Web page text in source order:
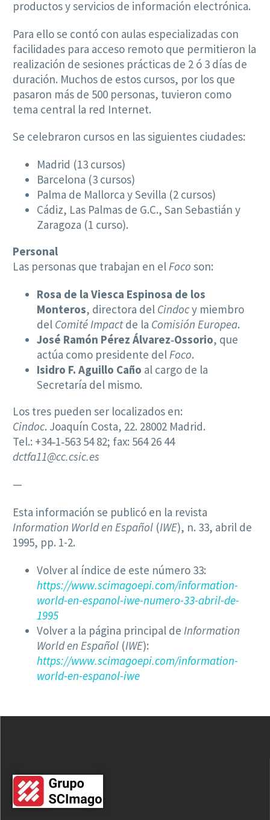
productos y servicios de información electrónica.
Para ello se contó con aulas especializadas con
facilidades para acceso remoto que permitieron la
realización de sesiones prácticas de 2 ó 3 días de
duración. Muchos de estos cursos, por los que
pasaron más de 500 personas, tuvieron como
tema central la red Internet.
Se celebraron cursos en las siguientes ciudades:
Madrid (13 cursos)
Barcelona (3 cursos)
Palma de Mallorca y Sevilla (2 cursos)
Cádiz, Las Palmas de G.C., San Sebastián y
Zaragoza (1 curso).
Personal
Las personas que trabajan en elFoco son:
Rosa de la Viesca Espinosa de los
Monteros, directora del Cindocy miembro
del Comité Impactde la Comisión Europea.
José Ramón Pérez Álvarez‑Ossorio, que
actúa como presidente delFoco.
Isidro F. Aguillo Caño al cargo de la
Secretaría del mismo.
Los tres pueden ser localizados en:
Cindoc. Joaquín Costa, 22. 28002 Madrid.
Tel.: +34‑1‑563 54 82; fax: 564 26 44
dctfa11@cc.csic.es
—
Esta información se publicó en la revista
Information World en Español (IWE), n. 33, abril de
1995, pp. 1-2.
Volver al índice de este número 33:
https://www.scimagoepi.com/information-
world-en-espanol-iwe-numero-33-abril-de-
1995
Volver a la página principal de Information
World en Español (IWE):
https://www.scimagoepi.com/information-
world-en-espanol-iwe